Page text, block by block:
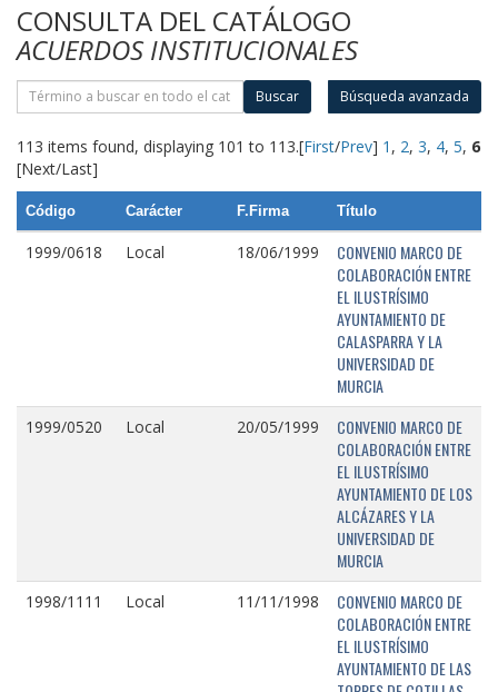
CONSULTA DEL CATÁLOGO
ACUERDOS INSTITUCIONALES
Buscar Búsqueda avanzada
113 items found, displaying 101 to 113.[First/Prev] 1 , 2, 3, 4, 5, 6
[Next/Last]
Código Carácter F.Firma Título
1999/0618 Local 18/06/1999
CONVENIO MARCO DE
COLABORACIÓN ENTRE
EL ILUSTRÍSIMO
AYUNTAMIENTO DE
CALASPARRA Y LA
UNIVERSIDAD DE
MURCIA
1999/0520 Local 20/05/1999
CONVENIO MARCO DE
COLABORACIÓN ENTRE
EL ILUSTRÍSIMO
AYUNTAMIENTO DE LOS
ALCÁZARES Y LA
UNIVERSIDAD DE
MURCIA
1998/1111 Local 11/11/1998
CONVENIO MARCO DE
COLABORACIÓN ENTRE
EL ILUSTRÍSIMO
AYUNTAMIENTO DE LAS